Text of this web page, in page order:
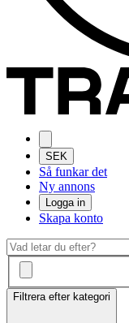
SEK
Så funkar det
Ny annons
Logga in
Skapa konto
Filtrera efter kategori